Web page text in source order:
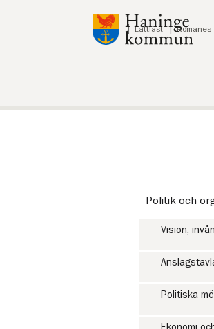
Till innehåll på sidan
Lyssna Lättläst Romanes
Politik och
Vision,
Politiska
Ekonomi